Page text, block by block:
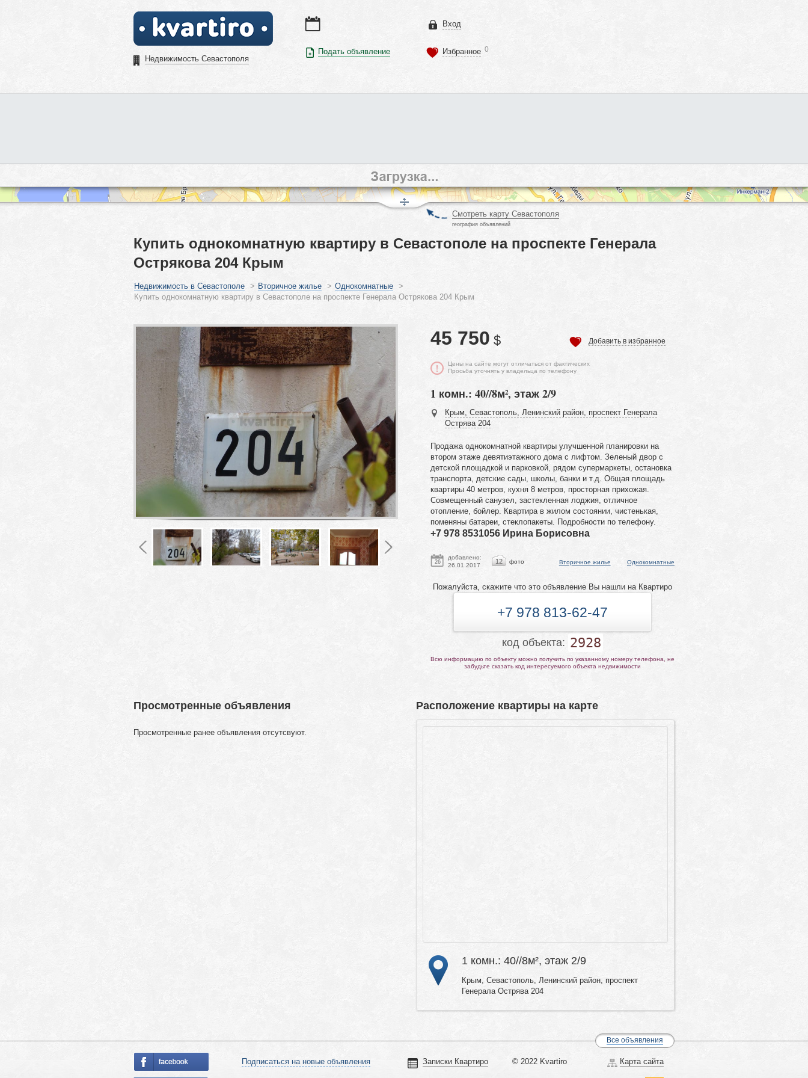
Недвижимость Севастополя
Подать объявление
Вход
Избранное 0
Смотреть карту Севастополя
география объявлений
Купить однокомнатную квартиру в Севастополе на проспекте Генерала
Острякова 204 Крым
Недвижимость в Севастополе > Вторичное жилье > Однокомнатные >
Купить однокомнатную квартиру в Севастополе на проспекте Генерала Острякова 204 Крым
45 750 $ Добавить в избранное
Цены на сайте могут отличаться от фактических
Просьба уточнять у владельца по телефону
1 комн.: 40//8м², этаж 2/9
Крым, Севастополь, Ленинский район, проспект Генерала
Острява 204
Продажа однокомнатной квартиры улучшенной планировки на
втором этаже девятиэтажного дома с лифтом. Зеленый двор с
детской площадкой и парковкой, рядом супермаркеты, остановка
транспорта, детские сады, школы, банки и т.д. Общая площадь
квартиры 40 метров, кухня 8 метров, просторная прихожая.
Совмещенный санузел, застекленная лоджия, отличное
отопление, бойлер. Квартира в жилом состоянии, чистенькая,
поменяны батареи, стеклопакеты. Подробности по телефону.
+7 978 8531056 Ирина Борисовна
26
добавлено:
26.01.2017
12 фото Вторичное жилье Однокомнатные
Пожалуйста, скажите что это объявление Вы нашли на Квартиро
+7 978 813-62-47
код объекта: 2928
Всю информацию по объекту можно получить по указанному номеру телефона, не
забудьте сказать код интересуемого объекта недвижимости
Расположение квартиры на карте
1 комн.: 40//8м², этаж 2/9
Крым, Севастополь, Ленинский район, проспект
Генерала Острява 204
Просмотренные объявления
Просмотренные ранее объявления отсутсвуют.
Все объявления
Подписаться на новые объявления Записки Квартиро © 2022 Kvartiro Карта сайта